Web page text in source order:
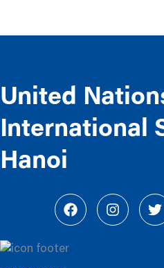
United
International
Hanoi